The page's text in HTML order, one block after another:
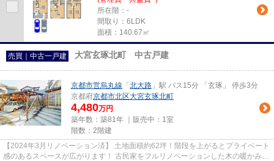
所在階：-
間取り：6LDK
面積：140.67㎡
売買｜中古一戸建 大宮玄琢北町 中古戸建
京都市営烏丸線 「 北大路 」駅 バス15分 「玄琢」 停歩3分
京都府京都市北区大宮玄琢北町
4,480万円
築年数：築81年 ｜販売中： 1室
階数：2階建
【2024年3月リノベーション済】 土地面積約62坪！階段を上がるとプライベート
感のあるスペースが広がります！ 古民家をフルリノベーションした木の暖かみを